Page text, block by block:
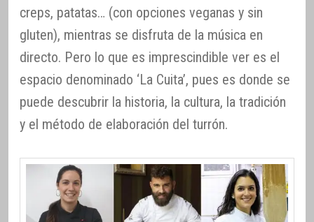
creps, patatas… (con opciones veganas y sin
gluten), mientras se disfruta de la música en
directo. Pero lo que es imprescindible ver es el
espacio denominado ‘La Cuita’, pues es donde se
puede descubrir la historia, la cultura, la tradición
y el método de elaboración del turrón.